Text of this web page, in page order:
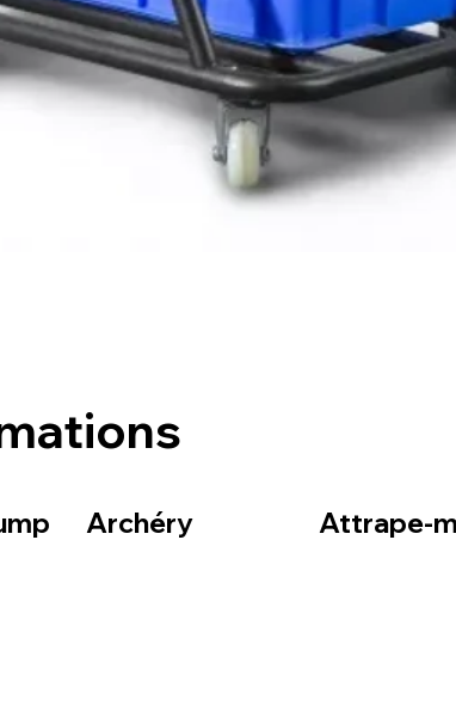
Archéry Attrape-